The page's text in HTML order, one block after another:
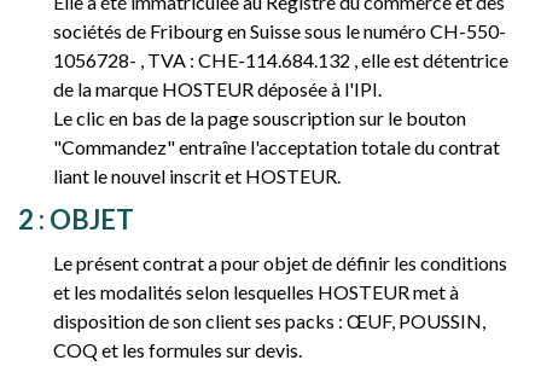
sociétés de Fribourg en Suisse sous le numéro CH-550-
1056728- , TVA : CHE-114.684.132 , elle est détentrice
de la marque HOSTEUR déposée à l'IPI.
Le clic en bas de la page souscription sur le bouton
"Commandez" entraîne l'acceptation totale du contrat
liant le nouvel inscrit et HOSTEUR.
2 : OBJET
Le présent contrat a pour objet de définir les conditions
et les modalités selon lesquelles HOSTEUR met à
disposition de son client ses packs : ŒUF, POUSSIN,
COQ et les formules sur devis.